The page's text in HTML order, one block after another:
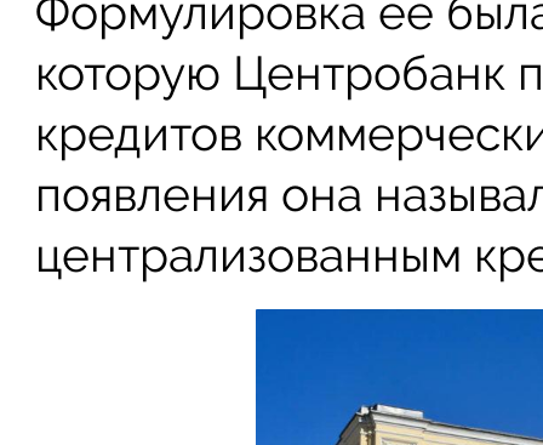
Формулировка ее
которую Центробанк
кредитов
появления она
централизованным